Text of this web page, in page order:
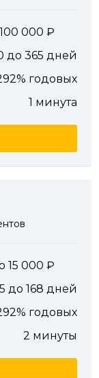
000
до 365 дней
годовых
1 минута
15 000
до 168 дней
годовых
2 минуты